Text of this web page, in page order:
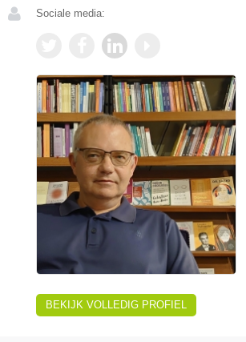
Sociale media:
BEKIJK VOLLEDIG PROFIEL